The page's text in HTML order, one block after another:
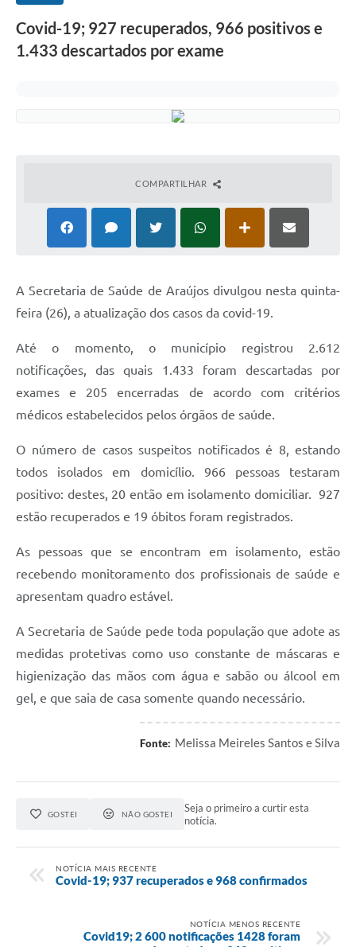
Secretarias
DOC Licenciamento Ambiental
Concursos e Processos Seletivos
Acesso a Informação (Transparência)
Guia de Serviços
Lei Aldir Blanc
Arquivos de Transparência
Editais
Órgãos Municipais
Fala Cidadão
Nota Fiscal Eletrônica - NFSE
A Prefeitura
SIC
Carta de Serviços
Covid-19; 927 recuperados, 966 positivos e
1.433 descartados por exame
COMPARTILHAR
A Secretaria de Saúde de Araújos divulgou nesta quinta-
feira (26), a atualização dos casos da covid-19.
Até o momento, o município registrou 2.612
notificações, das quais 1.433 foram descartadas por
exames e 205 encerradas de acordo com critérios
médicos estabelecidos pelos órgãos de saúde.
O número de casos suspeitos notificados é 8, estando
todos isolados em domicílio. 966 pessoas testaram
positivo: destes, 20 então em isolamento domiciliar. 927
estão recuperados e 19 óbitos foram registrados.
As pessoas que se encontram em isolamento, estão
recebendo monitoramento dos profissionais de saúde e
apresentam quadro estável.
A Secretaria de Saúde pede toda população que adote as
medidas protetivas como uso constante de máscaras e
higienização das mãos com água e sabão ou álcool em
gel, e que saia de casa somente quando necessário.
Fonte: Melissa Meireles Santos e Silva
GOSTEI NÃO GOSTEI
Seja o primeiro a curtir esta
notícia.
NOTÍCIA MAIS RECENTE
Covid-19; 937 recuperados e 968 confirmados
NOTÍCIA MENOS RECENTE
Covid19; 2 600 notificações 1428 foram